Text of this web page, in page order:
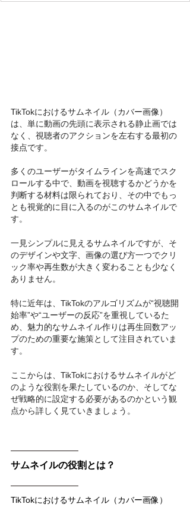
TikTokにおけるサムネイル（カバー画像）
は、単に動画の先頭に表示される静止画では
なく、視聴者のアクションを左右する最初の
接点です。
多くのユーザーがタイムラインを高速でスク
ロールする中で、動画を視聴するかどうかを
判断する材料は限られており、その中でもっ
とも視覚的に目に入るのがこのサムネイルで
す。
一見シンプルに見えるサムネイルですが、そ
のデザインや文字、画像の選び方一つでクリ
ック率や再生数が大きく変わることも少なく
ありません。
特に近年は、TikTokのアルゴリズムが“視聴開
始率”や“ユーザーの反応”を重視しているた
め、魅力的なサムネイル作りは再生回数アッ
プのための重要な施策として注目されていま
す。
ここからは、TikTokにおけるサムネイルがど
のような役割を果たしているのか、そしてな
ぜ戦略的に設定する必要があるのかという観
点から詳しく見ていきましょう。
サムネイルの役割とは？
TikTokにおけるサムネイル（カバー画像）